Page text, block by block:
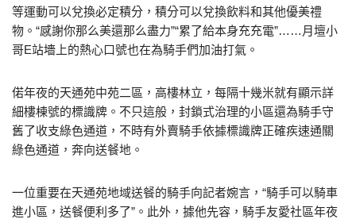
等運動可以兌換必定積分，積分可以兌換飲料和其他優美禮
物。“感謝你那么美還那么盡力”“累了給本身充充電”……月壇小
哥E站墻上的熱心口號也在為騎手們加油打氣。
偌年夜的天通苑中苑二區，高樓林立，每隔十幾米就有顯示詳
細樓棟號的標識牌。不只這般，封鎖式治理的小區還為騎手守
舊了收支綠色通道，不時有外賣騎手依據標識牌正確疾速通關
綠色通道，奔向送餐地。
一位重要在天通苑地域送餐的騎手向記者婉言，“騎手可以騎車
進小區，送餐便利多了”。此外，據他先容，騎手友愛社區年夜